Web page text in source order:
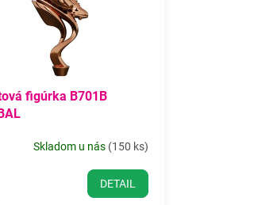
figúrka B701B
Skladom u nás (150 ks)
DETAIL